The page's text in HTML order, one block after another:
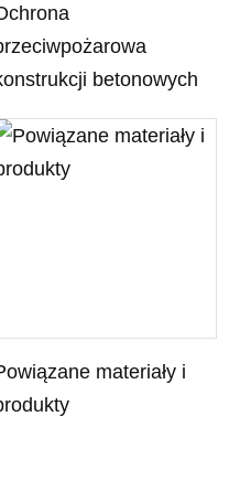
betonowych
materiały i